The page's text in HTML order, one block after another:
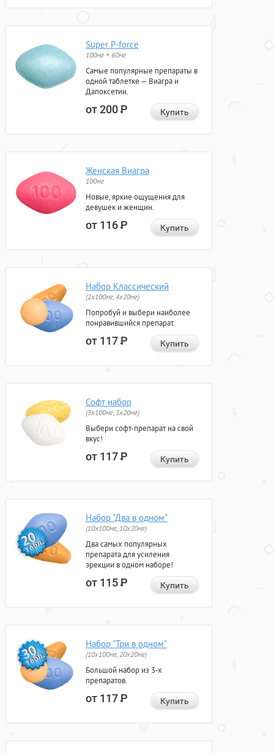
Super P-force
100мг + 60мг
Самые популярные препараты в
одной таблетке — Виагра и
Дапоксетин.
от 200Р Купить
Женская Виагра
100мг
Новые, яркие ощущения для
девушек и женщин.
от 116Р Купить
Набор Классический
(2x100мг, 4x20мг)
Попробуй и выбери наиболее
понравившийся препарат.
от 117Р Купить
Софт набор
(3x100мг, 3x20мг)
Выбери софт-препарат на свой
вкус!
от 117Р Купить
Набор "Два в одном"
(10x100мг, 10x20мг)
Два самых популярных
препарата для усиления
эрекции в одном наборе!
от 115Р Купить
Набор "Три в одном"
(10x100мг, 20x20мг)
Большой набор из 3-х
препаратов.
от 117Р Купить